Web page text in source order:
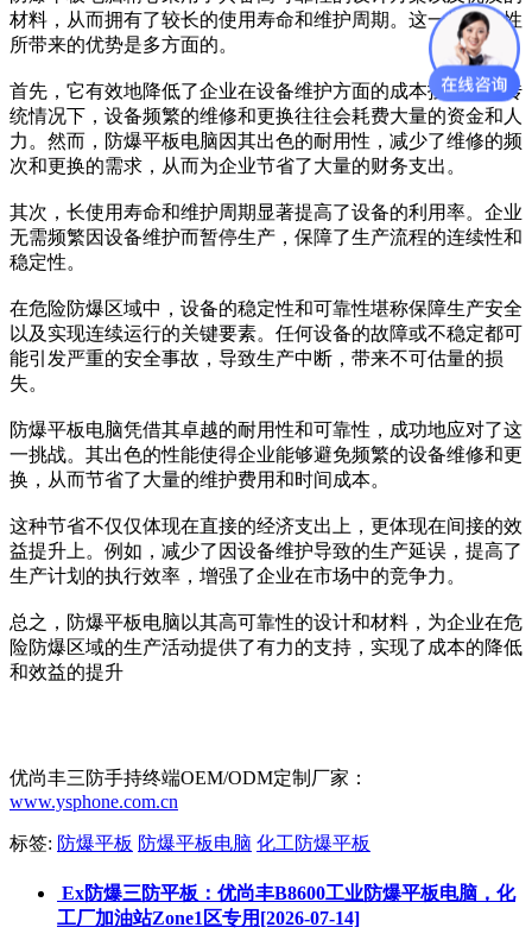
材料，从而拥有了较长的使用寿命和维护周期。这一显著特性
所带来的优势是多方面的。
首先，它有效地降低了企业在设备维护方面的成本投入。在传
统情况下，设备频繁的维修和更换往往会耗费大量的资金和人
力。然而，防爆平板电脑因其出色的耐用性，减少了维修的频
次和更换的需求，从而为企业节省了大量的财务支出。
其次，长使用寿命和维护周期显著提高了设备的利用率。企业
无需频繁因设备维护而暂停生产，保障了生产流程的连续性和
稳定性。
在危险防爆区域中，设备的稳定性和可靠性堪称保障生产安全
以及实现连续运行的关键要素。任何设备的故障或不稳定都可
能引发严重的安全事故，导致生产中断，带来不可估量的损
失。
防爆平板电脑凭借其卓越的耐用性和可靠性，成功地应对了这
一挑战。其出色的性能使得企业能够避免频繁的设备维修和更
换，从而节省了大量的维护费用和时间成本。
这种节省不仅仅体现在直接的经济支出上，更体现在间接的效
益提升上。例如，减少了因设备维护导致的生产延误，提高了
生产计划的执行效率，增强了企业在市场中的竞争力。
总之，防爆平板电脑以其高可靠性的设计和材料，为企业在危
险防爆区域的生产活动提供了有力的支持，实现了成本的降低
和效益的提升
优尚丰三防手持终端OEM/ODM定制厂家：
www.ysphone.com.cn
标签: 防爆平板 防爆平板电脑 化工防爆平板
​ Ex防爆三防平板：优尚丰B8600工业防爆平板电脑，化
工厂加油站Zone1区专用[2026-07-14]